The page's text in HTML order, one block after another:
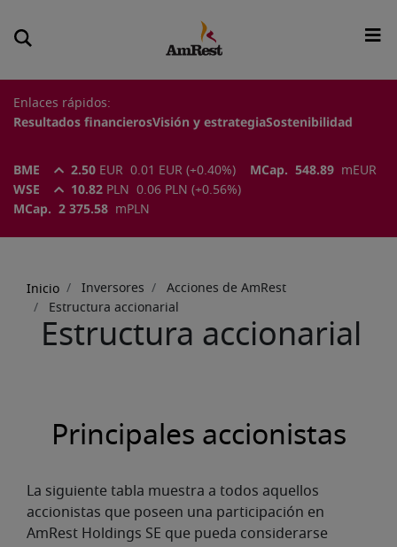
Enlaces rápidos:
Resultados financierosVisión y estrategiaSostenibilidad
BME 2.50 EUR 0.01 EUR (+0.40%) MCap. 548.89 m EUR
WSE
10.82 PLN 0.06 PLN (+0.56%)
MCap.
2 375.58 m PLN
de
ayuda
Inicio Inversores
Acciones de AmRest
Estructura accionarial
Estructura accionarial
Principales accionistas
La siguiente tabla muestra a todos aquellos
accionistas que poseen una participación en
AmRest Holdings SE que pueda considerarse